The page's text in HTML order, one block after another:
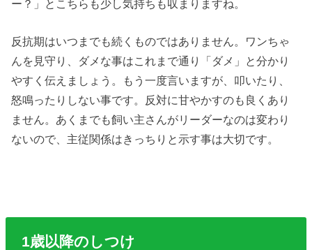
ー？」とこちらも少し気持ちも収まりますね。
反抗期はいつまでも続くものではありません。ワンちゃ
んを見守り、ダメな事はこれまで通り「ダメ」と分かり
やすく伝えましょう。もう一度言いますが、叩いたり、
怒鳴ったりしない事です。反対に甘やかすのも良くあり
ません。あくまでも飼い主さんがリーダーなのは変わり
ないので、主従関係はきっちりと示す事は大切です。
1歳以降のしつけ